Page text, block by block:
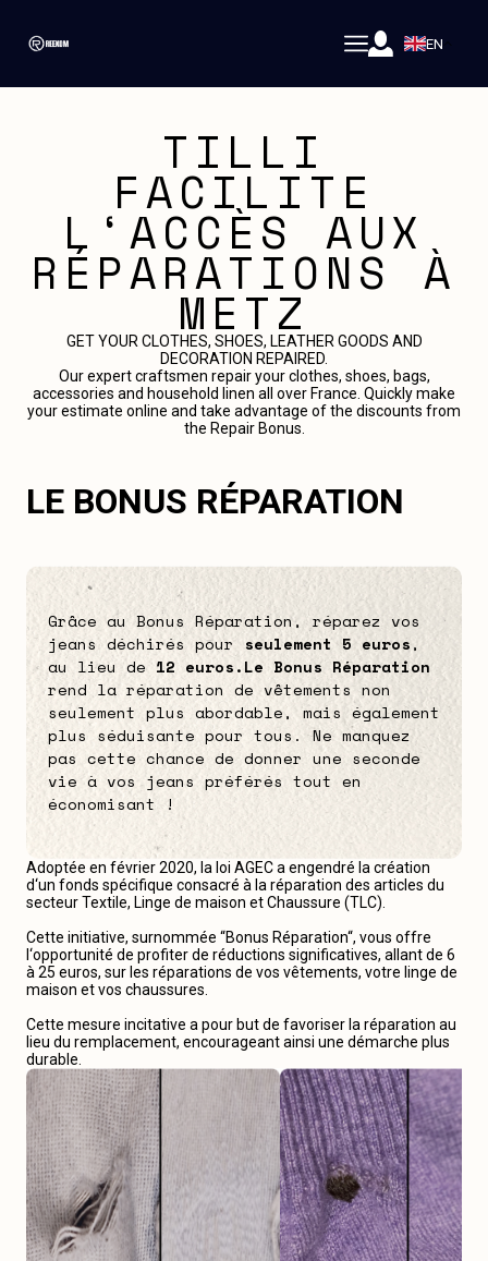
EN
TILLI
FACILITE
L‘ACCÈS AUX
RÉPARATIONS À
METZ
GET YOUR CLOTHES, SHOES, LEATHER GOODS AND
DECORATION REPAIRED.
Our expert craftsmen repair your clothes, shoes, bags,
accessories and household linen all over France. Quickly make
your estimate online and take advantage of the discounts from
the Repair Bonus.
LE BONUS RÉPARATION
Adoptée en février 2020, la loi AGEC a engendré la création
d‘un fonds spécifique consacré à la réparation des articles du
secteur Textile, Linge de maison et Chaussure (TLC).
Cette initiative, surnommée “Bonus Réparation“, vous offre
l‘opportunité de profiter de réductions significatives, allant de 6
à 25 euros, sur les réparations de vos vêtements, votre linge de
maison et vos chaussures.
Cette mesure incitative a pour but de favoriser la réparation au
lieu du remplacement, encourageant ainsi une démarche plus
durable.
Grâce au Bonus Réparation, réparez vos
jeans déchirés pour seulement 5 euros,
au lieu de 12 euros.Le Bonus Réparation
rend la réparation de vêtements non
seulement plus abordable, mais également
plus séduisante pour tous. Ne manquez
pas cette chance de donner une seconde
vie à vos jeans préférés tout en
économisant !